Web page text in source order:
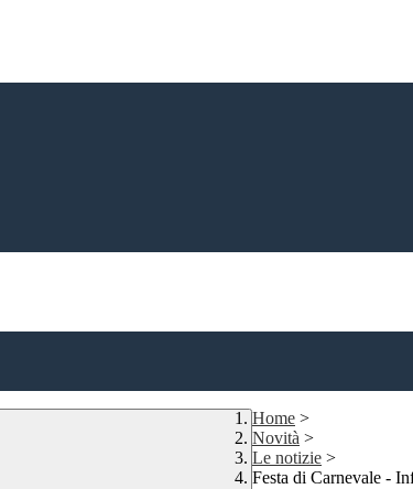
Home >
Novità >
Le notizie >
Festa di Carnevale -